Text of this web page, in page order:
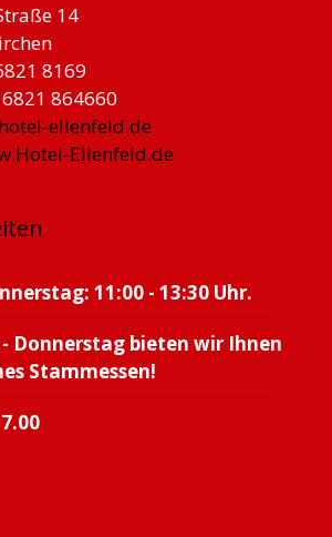
14
8169
864660
ellenfeld.de
Ellenfeld.de
11:00 - 13:30 Uhr.
Donnerstag bieten wir Ihnen
Stammessen!